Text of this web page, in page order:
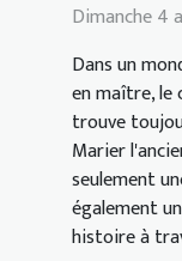
Dimanche 4
Dans un
en maître, le
trouve
Marier
seulement
également
histoire à